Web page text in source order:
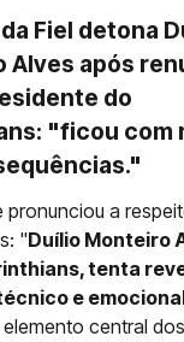
Fiel detona
Alves após
do
"ficou com
pronunciou a
"Duílio Monteiro
tenta
e
central